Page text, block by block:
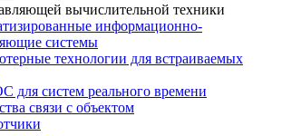
вычислительной техники
информационно-
системы
технологии для встраиваемых
для систем реального времени
связи с объектом